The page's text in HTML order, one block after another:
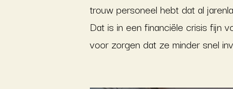
trouw personeel hebt dat al
Dat is in een financiële crisis fijn
voor zorgen dat ze minder snel